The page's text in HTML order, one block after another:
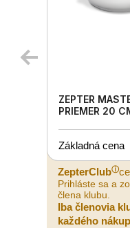
ZEPTER
PRIEMER 20
Základná cena
ZepterClubⓘ
Prihláste sa a
člena klubu.
Iba členovia
každého